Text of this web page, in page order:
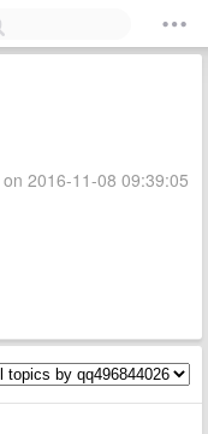
2016-11-08 09:39:05